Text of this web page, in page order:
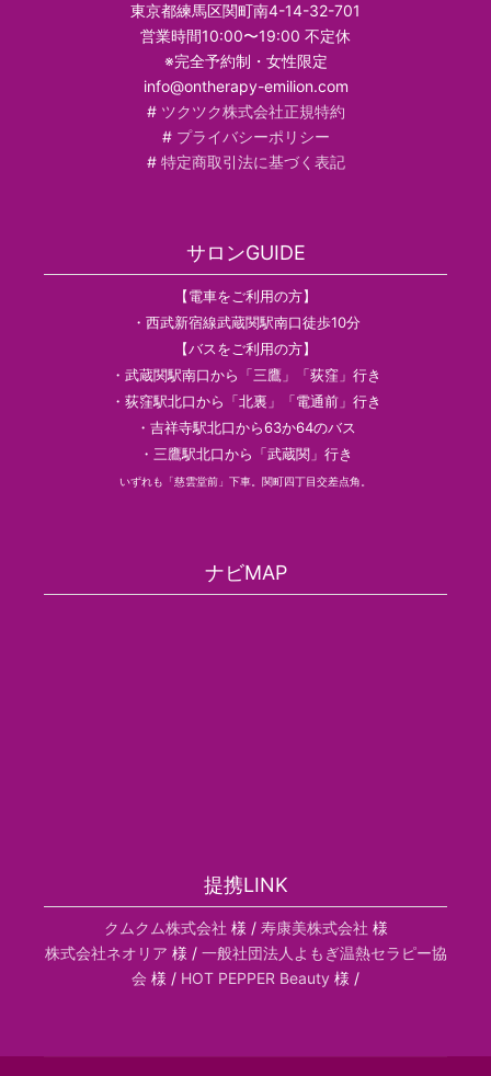
東京都練馬区関町南4-14-32-701
営業時間10:00〜19:00 不定休
※完全予約制・女性限定
info@ontherapy-emilion.com
# ツクツク株式会社正規特約
# プライバシーポリシー
# 特定商取引法に基づく表記
サロンGUIDE
【電車をご利用の方】
・西武新宿線武蔵関駅南口徒歩10分
【バスをご利用の方】
・武蔵関駅南口から「三鷹」「荻窪」行き
・荻窪駅北口から「北裏」「電通前」行き
・吉祥寺駅北口から63か64のバス
・三鷹駅北口から「武蔵関」行き
いずれも「慈雲堂前」下車。関町四丁目交差点角。
ナビMAP
提携LINK
クムクム株式会社 様 / 寿康美株式会社 様
株式会社ネオリア 様 / 一般社団法人よもぎ温熱セラピー協
会 様 / HOT PEPPER Beauty 様 /